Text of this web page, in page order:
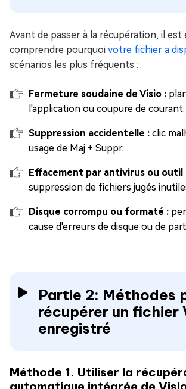
Avant de passer à la récupération, il est
comprendre pourquoi votre fichier a
scénarios les plus fréquents :
Fermeture soudaine de Visio :
l'application ou coupure de courant.
Suppression accidentelle : clic
usage de Maj + Suppr.
Effacement par antivirus ou
suppression de fichiers jugés
Disque corrompu ou formaté :
cause d'erreurs de disque ou de
Partie 2: Méthodes
récupérer un fichier
enregistré
Méthode 1. Utiliser la